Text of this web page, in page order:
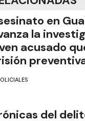
en
la
acusado
del